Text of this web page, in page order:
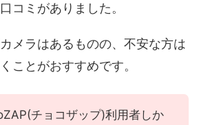
コミがありました。
メラはあるものの、不安な方は
ことがおすすめです。
チョコザップ)利用者しか